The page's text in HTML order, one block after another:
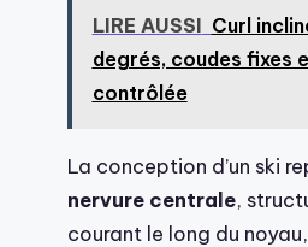
LIRE AUSSI Curl
degrés, coudes fixes
contrôlée
La conception d’un ski
nervure centrale,
courant le long du